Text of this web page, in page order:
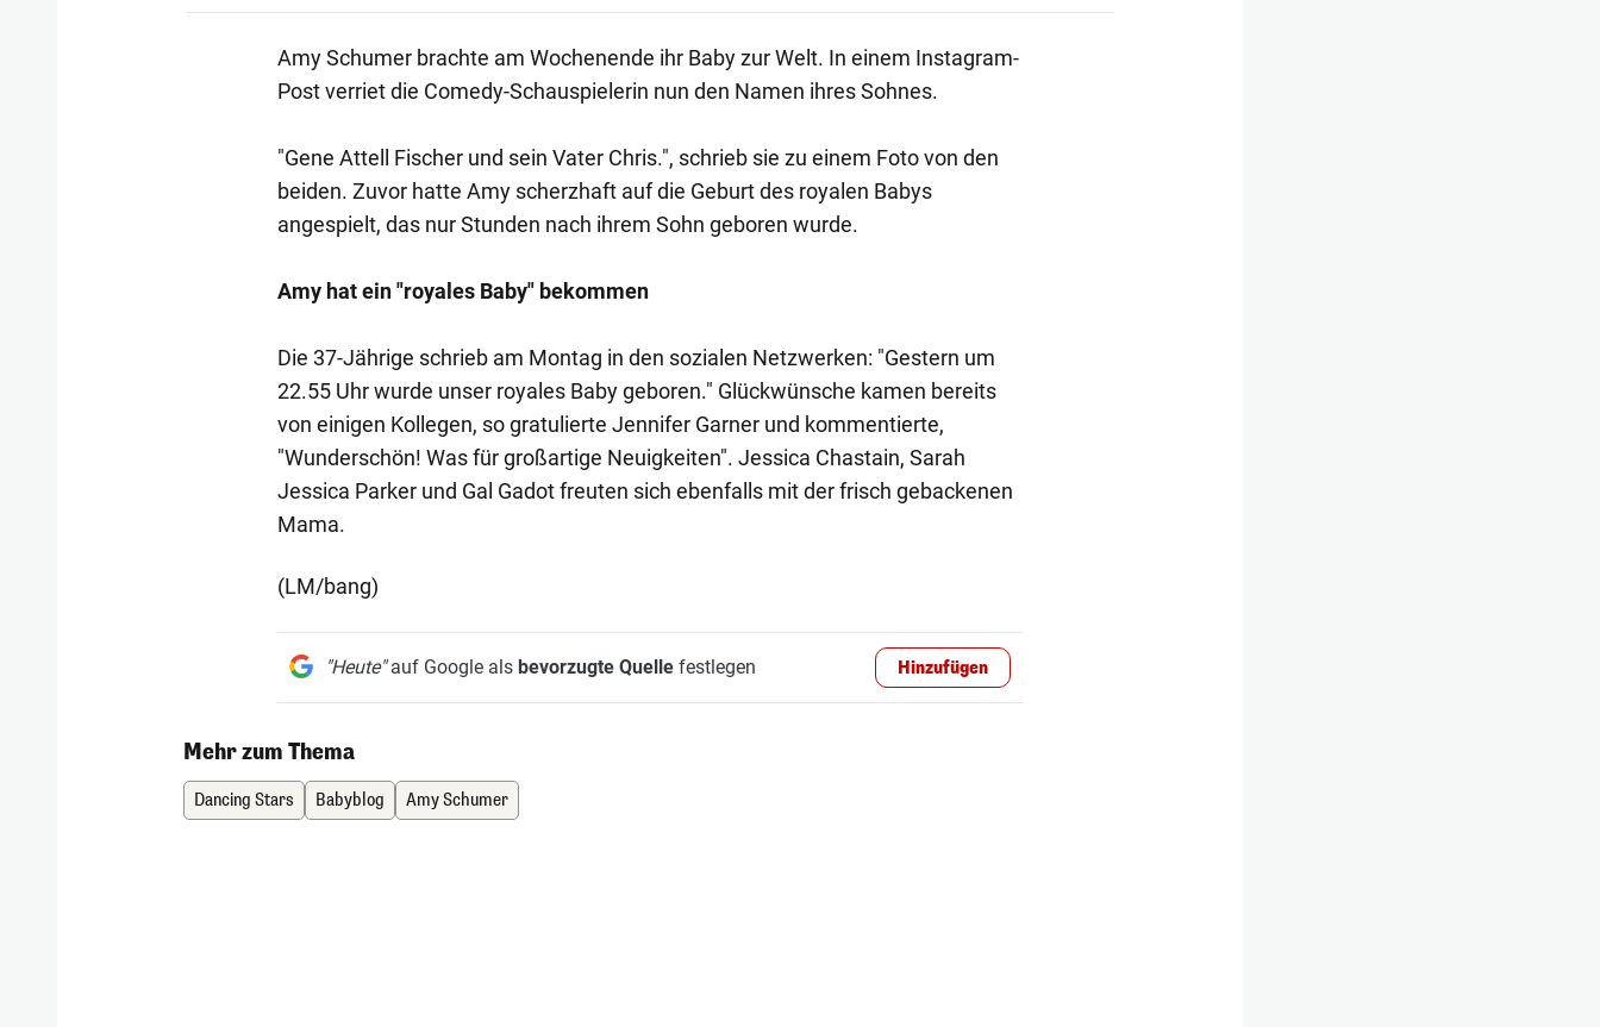
Amy Schumer brachte am Wochenende ihr Baby zur Welt. In einem Instagram-
Post verriet die Comedy-Schauspielerin nun den Namen ihres Sohnes.
"Gene Attell Fischer und sein Vater Chris.", schrieb sie zu einem Foto von den
beiden. Zuvor hatte Amy scherzhaft auf die Geburt des royalen Babys
angespielt, das nur Stunden nach ihrem Sohn geboren wurde.
Amy hat ein "royales Baby" bekommen
Die 37-Jährige schrieb am Montag in den sozialen Netzwerken: "Gestern um
22.55 Uhr wurde unser royales Baby geboren." Glückwünsche kamen bereits
von einigen Kollegen, so gratulierte Jennifer Garner und kommentierte,
"Wunderschön! Was für großartige Neuigkeiten". Jessica Chastain, Sarah
Jessica Parker und Gal Gadot freuten sich ebenfalls mit der frisch gebackenen
Mama.
(LM/bang)
"Heute"auf Google als bevorzugte Quellefestlegen Hinzufügen
Mehr zum Thema
Dancing Stars Babyblog Amy Schumer